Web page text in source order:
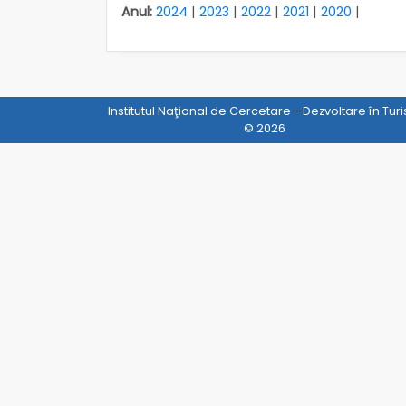
Anul: 2024 | 2023 | 2022 | 2021 | 2020 |
Institutul Naţional de Cercetare - Dezvoltare în
© 2026